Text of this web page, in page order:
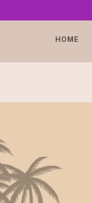
HOME